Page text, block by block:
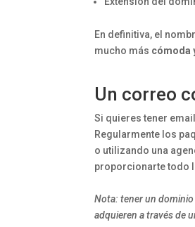
En definitiva, el
mucho más cómoda
Un correo
Si quieres tener
Regularmente los
o utilizando una
proporcionarte todo
Nota: tener un
adquieren a través de